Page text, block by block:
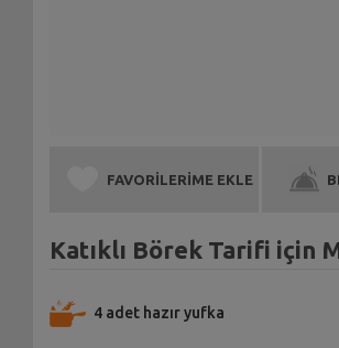
FAVORİLERİME EKLE
Katıklı Börek Tarifi için
4 adet hazır yufka